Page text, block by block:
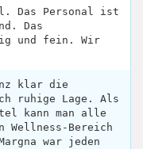
Das Personal ist
Das
und fein. Wir
klar die
ruhige Lage. Als
kann man alle
Wellness-Bereich
war jeden